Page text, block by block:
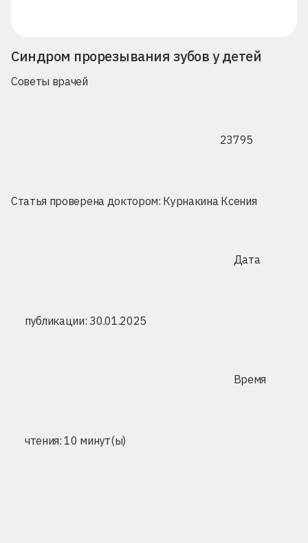
Синдром прорезывания зубов у детей
Советы врачей
23795
Статья проверена доктором: Курнакина Ксения
Дата
публикации: 30.01.2025
Время
чтения: 10 минут(ы)